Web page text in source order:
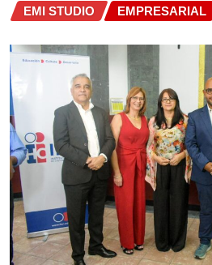
EMI STUDIO EMPRESARIAL